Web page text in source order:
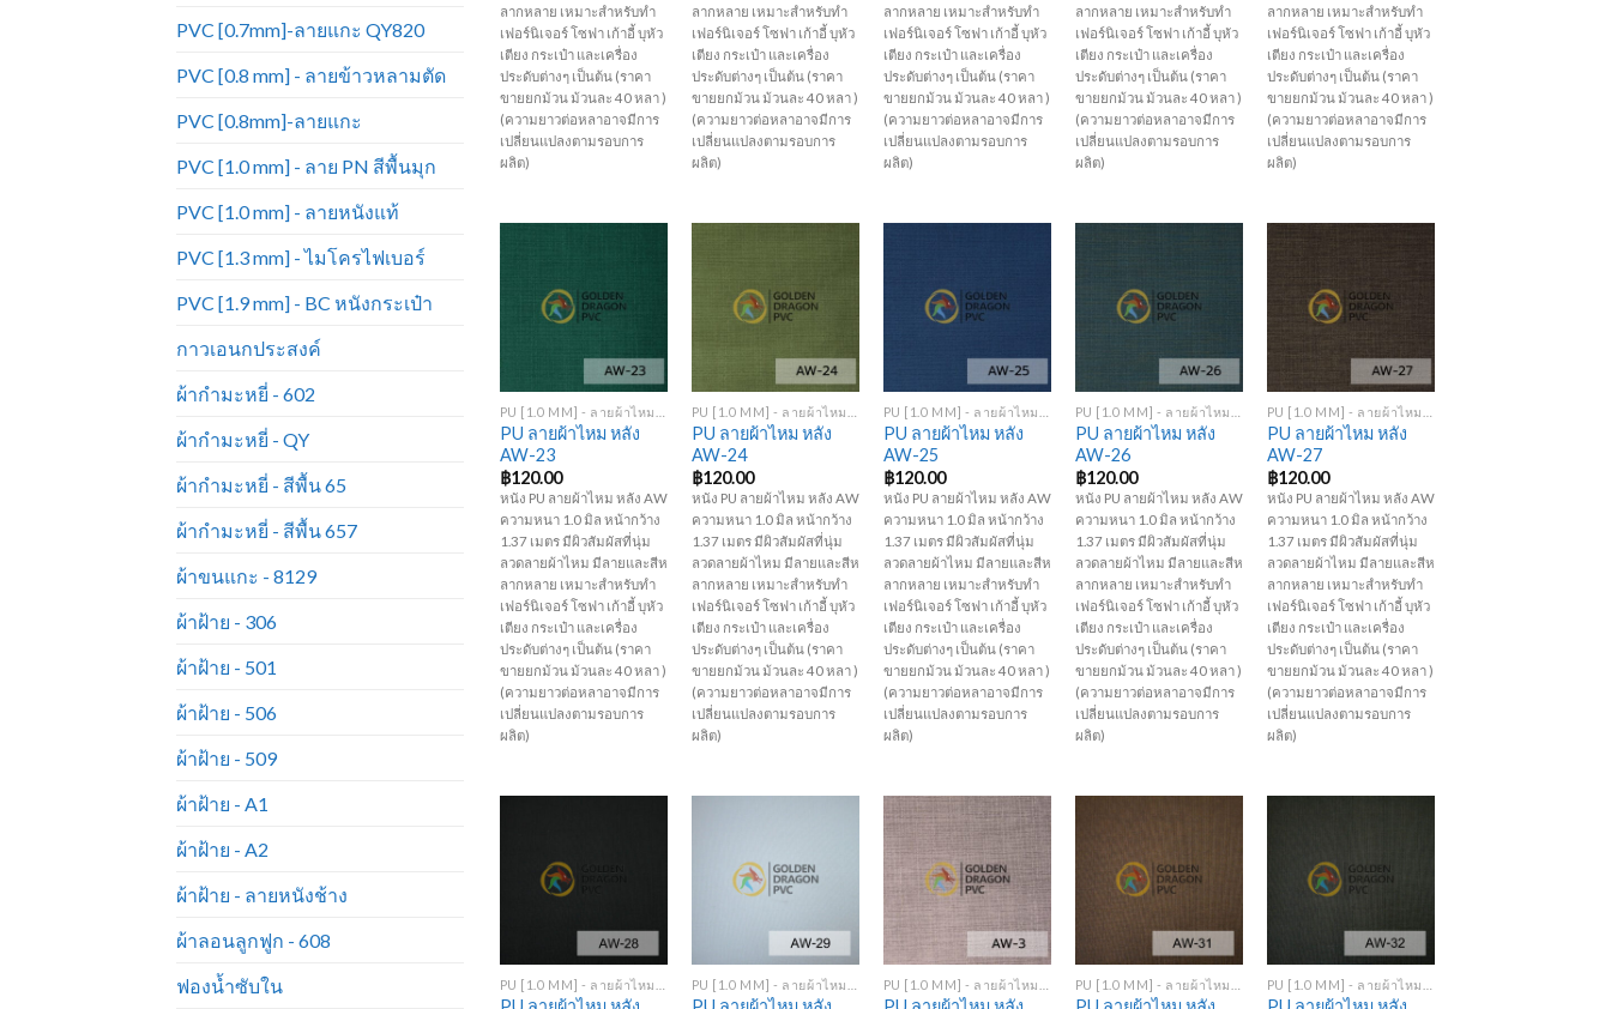
PVC [0.7mm]-ลายแกะ QY820
PVC [0.8 mm] - ลายข้าวหลามตัด
PVC [0.8mm]-ลายแกะ
PVC [1.0 mm] - ลาย PN สีพื้นมุก
PVC [1.0 mm] - ลายหนังแท้
PVC [1.3 mm] - ไมโครไฟเบอร์
PVC [1.9 mm] - BC หนังกระเป๋า
กาวเอนกประสงค์
ผ้ากำมะหยี่ - 602
ผ้ากำมะหยี่ - QY
ผ้ากำมะหยี่ - สีพื้น 65
ผ้ากำมะหยี่ - สีพื้น 657
ผ้าขนแกะ - 8129
ผ้าฝ้าย - 306
ผ้าฝ้าย - 501
ผ้าฝ้าย - 506
ผ้าฝ้าย - 509
ผ้าฝ้าย - A1
ผ้าฝ้าย - A2
ผ้าฝ้าย - ลายหนังช้าง
ผ้าลอนลูกฟูก - 608
ฟองน้ำซับใน
ลากหลาย เหมาะสำหรับทำ
เฟอร์นิเจอร์ โซฟา เก้าอี้ บุหัว
เตียง กระเป๋า และเครื่อง
ประดับต่างๆ เป็นต้น (ราคา
ขายยกม้วน ม้วนละ 40 หลา )
(ความยาวต่อหลาอาจมีการ
เปลี่ยนแปลงตามรอบการ
ผลิต)
ลากหลาย เหมาะสำหรับทำ
เฟอร์นิเจอร์ โซฟา เก้าอี้ บุหัว
เตียง กระเป๋า และเครื่อง
ประดับต่างๆ เป็นต้น (ราคา
ขายยกม้วน ม้วนละ 40 หลา )
(ความยาวต่อหลาอาจมีการ
เปลี่ยนแปลงตามรอบการ
ผลิต)
ลากหลาย เหมาะสำหรับทำ
เฟอร์นิเจอร์ โซฟา เก้าอี้ บุหัว
เตียง กระเป๋า และเครื่อง
ประดับต่างๆ เป็นต้น (ราคา
ขายยกม้วน ม้วนละ 40 หลา )
(ความยาวต่อหลาอาจมีการ
เปลี่ยนแปลงตามรอบการ
ผลิต)
ลากหลาย เหมาะสำหรับทำ
เฟอร์นิเจอร์ โซฟา เก้าอี้ บุหัว
เตียง กระเป๋า และเครื่อง
ประดับต่างๆ เป็นต้น (ราคา
ขายยกม้วน ม้วนละ 40 หลา )
(ความยาวต่อหลาอาจมีการ
เปลี่ยนแปลงตามรอบการ
ผลิต)
ลากหลาย เหมาะสำหรับทำ
เฟอร์นิเจอร์ โซฟา เก้าอี้ บุหัว
เตียง กระเป๋า และเครื่อง
ประดับต่างๆ เป็นต้น (ราคา
ขายยกม้วน ม้วนละ 40 หลา )
(ความยาวต่อหลาอาจมีการ
เปลี่ยนแปลงตามรอบการ
ผลิต)
PU ลายผ้าไหม หลัง
AW-23
฿120.00
หนัง PU ลายผ้าไหม หลัง AW
ความหนา 1.0 มิล หน้ากว้าง
1.37 เมตร มีผิวสัมผัสที่นุ่ม
ลวดลายผ้าไหม มีลายและสีห
ลากหลาย เหมาะสำหรับทำ
เฟอร์นิเจอร์ โซฟา เก้าอี้ บุหัว
เตียง กระเป๋า และเครื่อง
ประดับต่างๆ เป็นต้น (ราคา
ขายยกม้วน ม้วนละ 40 หลา )
(ความยาวต่อหลาอาจมีการ
เปลี่ยนแปลงตามรอบการ
ผลิต)
PU ลายผ้าไหม หลัง
AW-24
฿120.00
หนัง PU ลายผ้าไหม หลัง AW
ความหนา 1.0 มิล หน้ากว้าง
1.37 เมตร มีผิวสัมผัสที่นุ่ม
ลวดลายผ้าไหม มีลายและสีห
ลากหลาย เหมาะสำหรับทำ
เฟอร์นิเจอร์ โซฟา เก้าอี้ บุหัว
เตียง กระเป๋า และเครื่อง
ประดับต่างๆ เป็นต้น (ราคา
ขายยกม้วน ม้วนละ 40 หลา )
(ความยาวต่อหลาอาจมีการ
เปลี่ยนแปลงตามรอบการ
ผลิต)
PU ลายผ้าไหม หลัง
AW-25
฿120.00
หนัง PU ลายผ้าไหม หลัง AW
ความหนา 1.0 มิล หน้ากว้าง
1.37 เมตร มีผิวสัมผัสที่นุ่ม
ลวดลายผ้าไหม มีลายและสีห
ลากหลาย เหมาะสำหรับทำ
เฟอร์นิเจอร์ โซฟา เก้าอี้ บุหัว
เตียง กระเป๋า และเครื่อง
ประดับต่างๆ เป็นต้น (ราคา
ขายยกม้วน ม้วนละ 40 หลา )
(ความยาวต่อหลาอาจมีการ
เปลี่ยนแปลงตามรอบการ
ผลิต)
PU ลายผ้าไหม หลัง
AW-26
฿120.00
หนัง PU ลายผ้าไหม หลัง AW
ความหนา 1.0 มิล หน้ากว้าง
1.37 เมตร มีผิวสัมผัสที่นุ่ม
ลวดลายผ้าไหม มีลายและสีห
ลากหลาย เหมาะสำหรับทำ
เฟอร์นิเจอร์ โซฟา เก้าอี้ บุหัว
เตียง กระเป๋า และเครื่อง
ประดับต่างๆ เป็นต้น (ราคา
ขายยกม้วน ม้วนละ 40 หลา )
(ความยาวต่อหลาอาจมีการ
เปลี่ยนแปลงตามรอบการ
ผลิต)
PU ลายผ้าไหม หลัง
AW-27
฿120.00
หนัง PU ลายผ้าไหม หลัง AW
ความหนา 1.0 มิล หน้ากว้าง
1.37 เมตร มีผิวสัมผัสที่นุ่ม
ลวดลายผ้าไหม มีลายและสีห
ลากหลาย เหมาะสำหรับทำ
เฟอร์นิเจอร์ โซฟา เก้าอี้ บุหัว
เตียง กระเป๋า และเครื่อง
ประดับต่างๆ เป็นต้น (ราคา
ขายยกม้วน ม้วนละ 40 หลา )
(ความยาวต่อหลาอาจมีการ
เปลี่ยนแปลงตามรอบการ
ผลิต)
Add to